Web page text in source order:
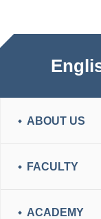
ABOUT US
FACULTY
ACADEMY